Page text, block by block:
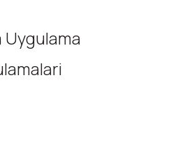
Uygulama